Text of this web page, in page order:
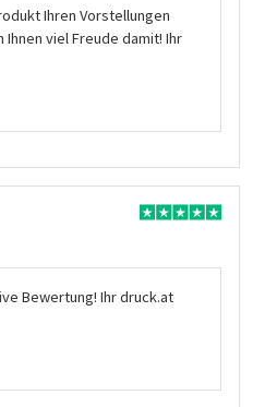
Ihren Vorstellungen
viel Freude damit! Ihr
Bewertung! Ihr druck.at